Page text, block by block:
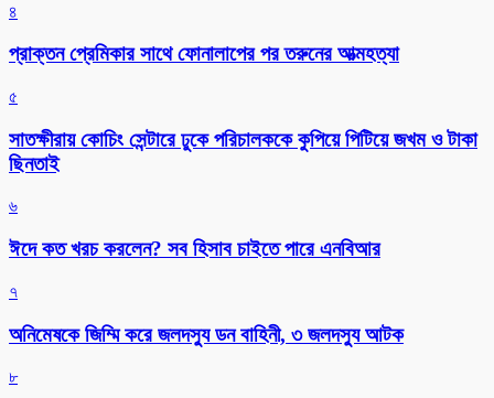
৪
প্রাক্তন প্রেমিকার সাথে ফোনালাপের পর তরুনের আত্মহত্যা
৫
সাতক্ষীরায় কোচিং সেন্টারে ঢুকে পরিচালককে কুপিয়ে পিটিয়ে জখম ও টাকা
ছিনতাই
৬
ঈদে কত খরচ করলেন? সব হিসাব চাইতে পারে এনবিআর
৭
অনিমেষকে জিম্মি করে জলদস্যু ডন বাহিনী, ৩ জলদস্যু আটক
৮